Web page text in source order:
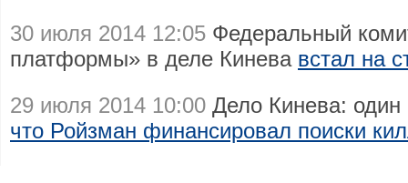
30 июля 2014 12:05 Федеральный
платформы» в деле Кинева встал на
29 июля 2014 10:00 Дело Кинева: один
что Ройзман финансировал поиски